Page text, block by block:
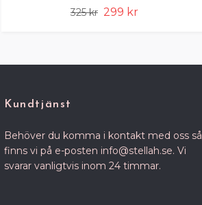
325 kr 299 kr
Kundtjänst
Behöver du komma i kontakt med oss så
finns vi på e-posten info@stellah.se. Vi
svarar vanligtvis inom 24 timmar.